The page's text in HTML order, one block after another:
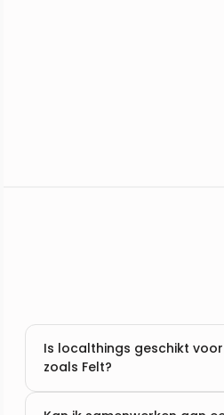
Is localthings geschikt
zoals Felt?